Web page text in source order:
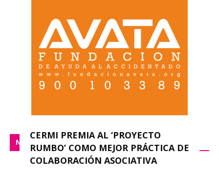
NACIONAL
CERMI PREMIA AL ‘PROYECTO
RUMBO’ COMO MEJOR PRÁCTICA DE
COLABORACIÓN ASOCIATIVA